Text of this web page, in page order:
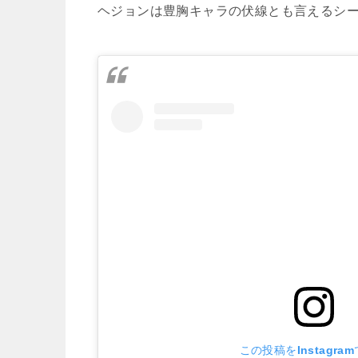
ヘジョンは豊胸キャラの伏線とも言えるシー
この投稿をInstagram